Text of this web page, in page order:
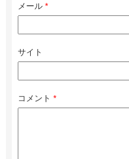
メール *
サイト
コメント *